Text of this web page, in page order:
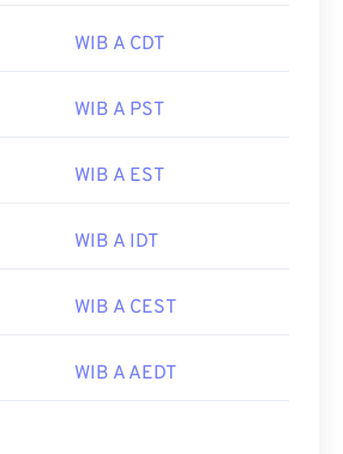
WIB A CDT
WIB A PST
WIB A EST
WIB A IDT
WIB A CEST
WIB A AEDT